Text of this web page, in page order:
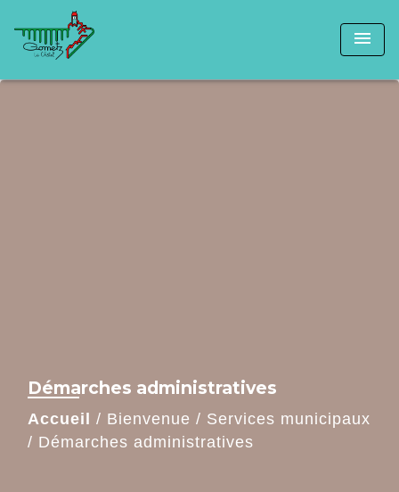
menu
Démarches administratives
Accueil / Bienvenue / Services municipaux
/ Démarches administratives